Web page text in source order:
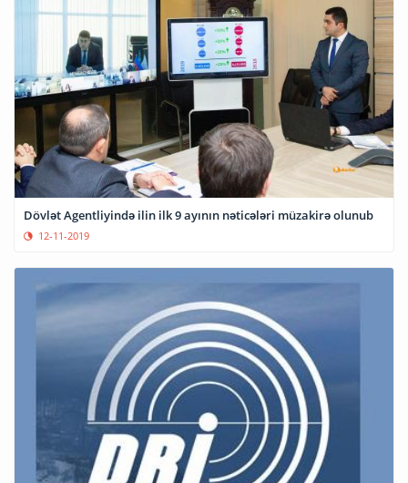
Dövlət Agentliyində ilin ilk 9 ayının nəticələri müzakirə olunub
12-11-2019